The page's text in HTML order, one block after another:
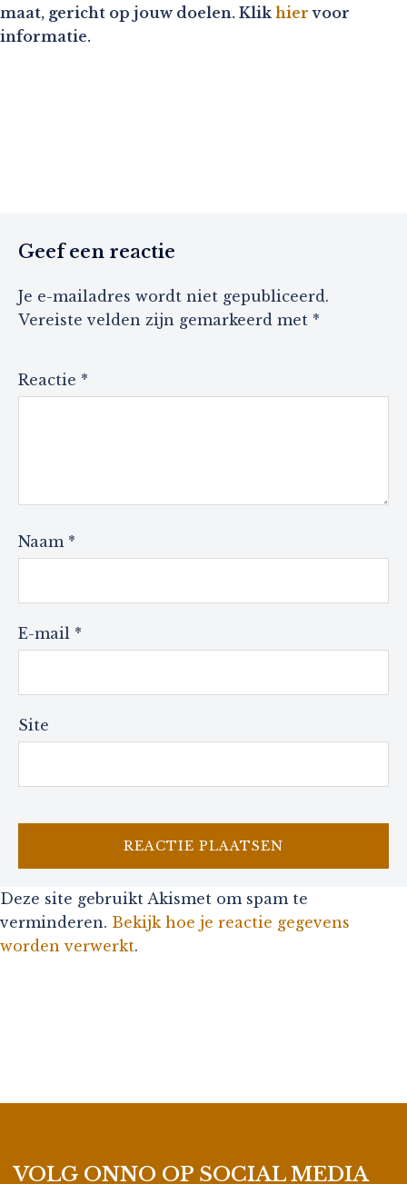
maat, gericht op jouw doelen. Klik hier voor
informatie.
Geef een reactie
Je e-mailadres wordt niet gepubliceerd.
Vereiste velden zijn gemarkeerd met *
Reactie *
Naam *
E-mail *
Site
Deze site gebruikt Akismet om spam te
verminderen. Bekijk hoe je reactie gegevens
worden verwerkt.
VOLG ONNO OP SOCIAL MEDIA